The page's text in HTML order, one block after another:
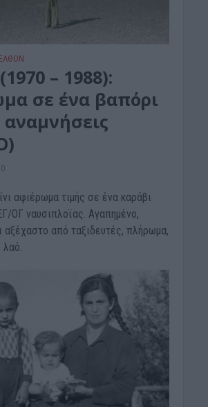
– 1988):
σε ένα βαπόρι
αφιέρωμα τιμής σε ένα καράβι
ΟΓ ναυσιπλοϊας. Αγαπημένο,
αξέχαστο από ταξιδευτές, πλήρωμα,